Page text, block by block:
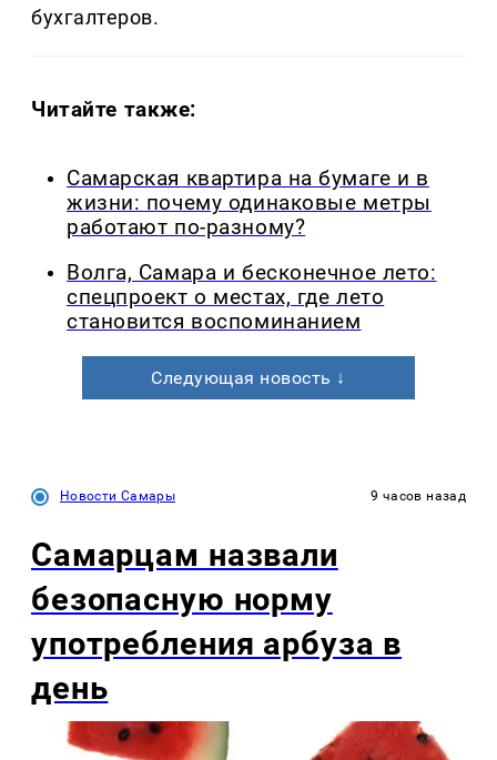
бухгалтеров.
Читайте также:
Самарская квартира на бумаге и в
жизни: почему одинаковые метры
работают по-разному?
Волга, Самара и бесконечное лето:
спецпроект о местах, где лето
становится воспоминанием
Следующая новость ↓
Новости Самары 9 часов назад
Самарцам назвали
безопасную норму
употребления арбуза в
день